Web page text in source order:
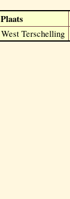
Plaats
West Terschelling